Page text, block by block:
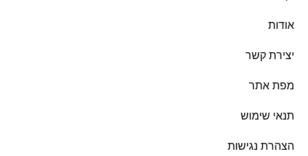
אודות
יצירת קשר
מפת אתר
תנאי שימוש
הצהרת נגישות